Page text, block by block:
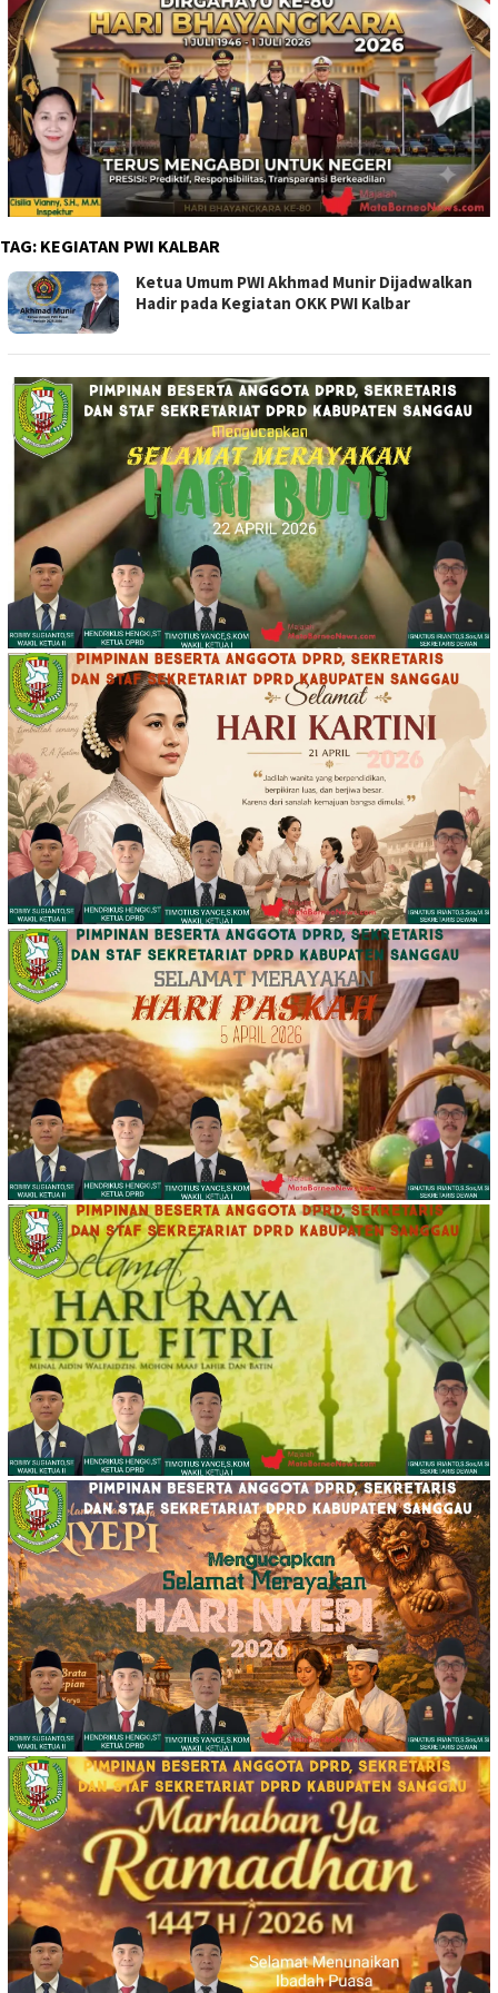
TAG: KEGIATAN PWI KALBAR
Ketua Umum PWI Akhmad Munir Dijadwalkan
Hadir pada Kegiatan OKK PWI Kalbar